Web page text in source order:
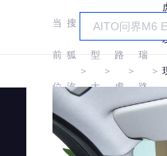
当
前
位
置:
搜
狐
汽
车
＞
车
型
大
＞
路
虎
＞
奇
瑞
路
＞